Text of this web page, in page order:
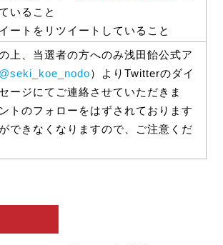
いること
ートをリツイートしていること
上、当選者の方へのみ浅田飴公式ア
@seki_koe_nodo）よりTwitterのダイ
ージにてご連絡させていただきま
トのフォローをはずされております
できなくなりますので、ご注意くだ